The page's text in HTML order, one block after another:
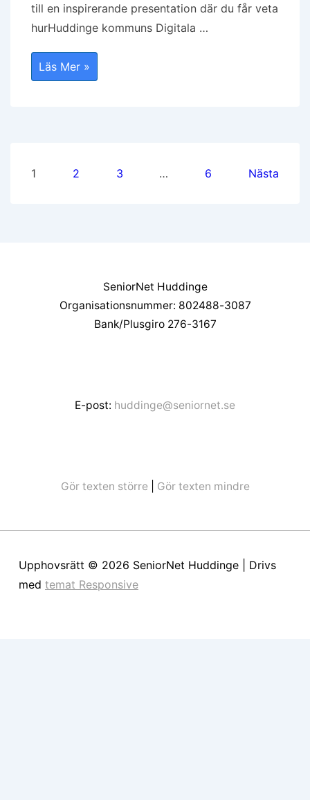
till en inspirerande presentation där du får veta
hurHuddinge kommuns Digitala …
TRÄFFA
HUDDINGE
KOMMUNS
Läs Mer »
Sidnumrering
1 2 3 … 6 Nästa
SeniorNet Huddinge
Organisationsnummer: 802488-3087
Bank/Plusgiro 276-3167
E-post: huddinge@seniornet.se
Gör texten större| Gör texten mindre
Upphovsrätt © 2026 SeniorNet Huddinge
| Drivs
med temat Responsive